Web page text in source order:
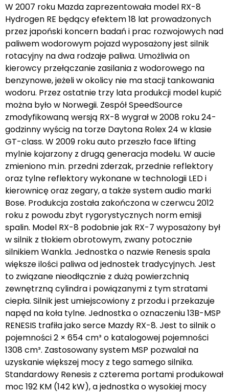
W 2007 roku Mazda zaprezentowała model RX-8
Hydrogen RE będący efektem 18 lat prowadzonych
przez japoński koncern badań i prac rozwojowych nad
paliwem wodorowym pojazd wyposażony jest silnik
rotacyjny na dwa rodzaje paliwa. Umożliwia on
kierowcy przełączanie zasilania z wodorowego na
benzynowe, jeżeli w okolicy nie ma stacji tankowania
wodoru. Przez ostatnie trzy lata produkcji model kupić
można było w Norwegii. Zespół SpeedSource
zmodyfikowaną wersją RX-8 wygrał w 2008 roku 24-
godzinny wyścig na torze Daytona Rolex 24 w klasie
GT-class. W 2009 roku auto przeszło face lifting
mylnie kojarzony z drugą generacja modelu. W aucie
zmieniono m.in. przedni zderzak, przednie reflektory
oraz tylne reflektory wykonane w technologii LED i
kierownicę oraz zegary, a także system audio marki
Bose. Produkcja została zakończona w czerwcu 2012
roku z powodu zbyt rygorystycznych norm emisji
spalin. Model RX-8 podobnie jak RX-7 wyposażony był
w silnik z tłokiem obrotowym, zwany potocznie
silnikiem Wankla. Jednostka o nazwie Renesis spala
większe ilości paliwa od jednostek tradycyjnych. Jest
to związane nieodłącznie z dużą powierzchnią
zewnętrzną cylindra i powiązanymi z tym stratami
ciepła. Silnik jest umiejscowiony z przodu i przekazuje
napęd na koła tylne. Jednostka o oznaczeniu 13B-MSP
RENESIS trafiła jako serce Mazdy RX-8. Jest to silnik o
pojemności 2 × 654 cm³ o katalogowej pojemności
1308 cm³. Zastosowany system MSP pozwalał na
uzyskanie większej mocy z tego samego silnika.
Standardowy Renesis z czterema portami produkował
moc 192 KM (142 kW), a jednostka o wysokiej mocy